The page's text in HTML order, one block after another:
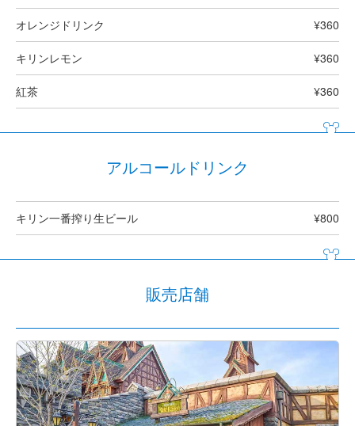
オレンジドリンク ¥360
キリンレモン ¥360
紅茶 ¥360
アルコールドリンク
キリン一番搾り生ビール ¥800
販売店舗